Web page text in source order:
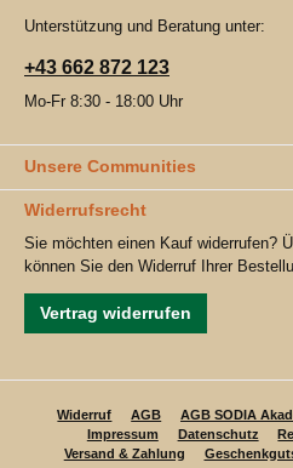
Unterstützung und Beratung unter:
+43 662 872 123
Mo-Fr 8:30 - 18:00 Uhr
Unsere Communities
Widerrufsrecht
Sie möchten einen Kauf widerrufen?
können Sie den Widerruf Ihrer
Vertrag widerrufen
Widerruf AGB AGB SODIA
Impressum
Datenschutz
Versand & Zahlung